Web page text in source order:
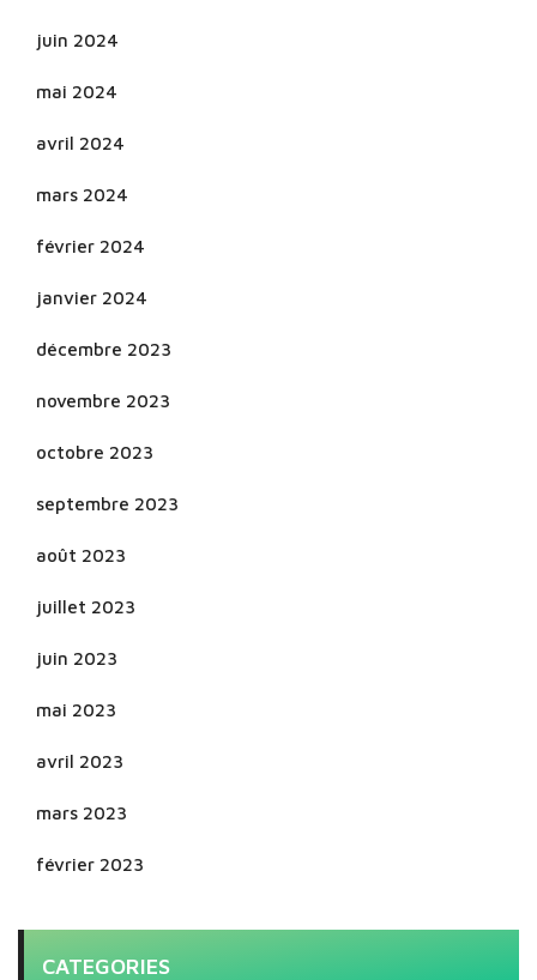
juin 2024
mai 2024
avril 2024
mars 2024
février 2024
janvier 2024
décembre 2023
novembre 2023
octobre 2023
septembre 2023
août 2023
juillet 2023
juin 2023
mai 2023
avril 2023
mars 2023
février 2023
CATEGORIES